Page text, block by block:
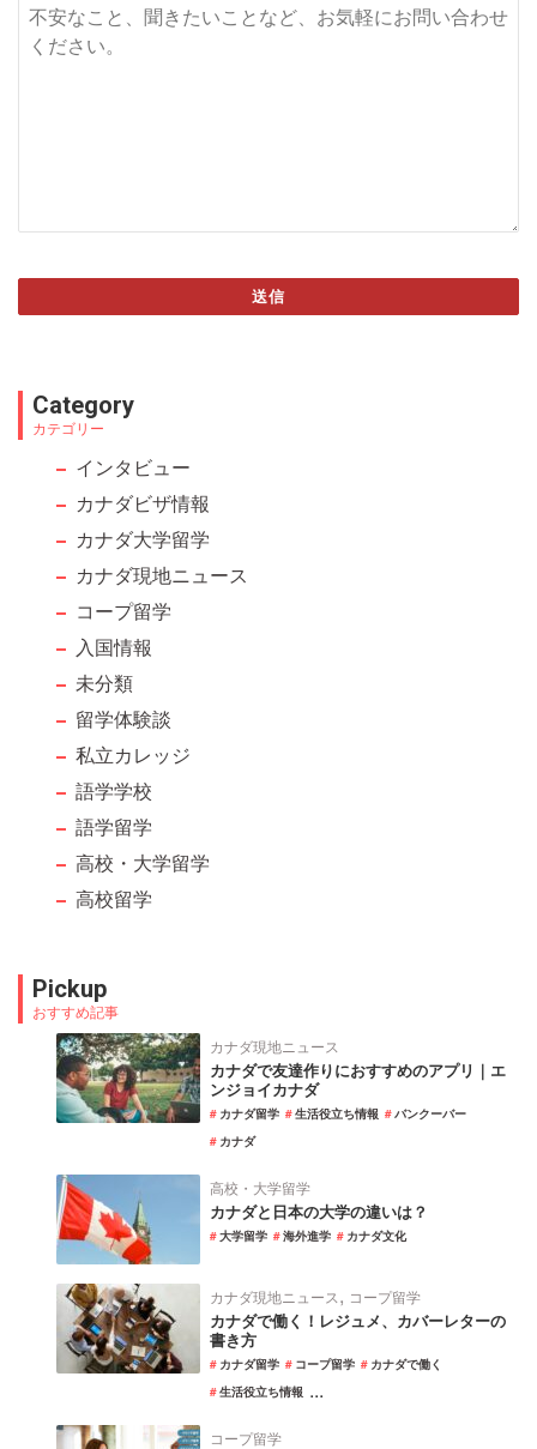
送信
field
should
Category
カテゴリー
インタビュー
カナダビザ情報
カナダ大学留学
カナダ現地ニュース
コープ留学
入国情報
未分類
留学体験談
私立カレッジ
語学学校
語学留学
高校・大学留学
高校留学
Pickup
おすすめ記事
カナダ現地ニュース
カナダで友達作りにおすすめのアプリ｜エ
ンジョイカナダ
カナダ留学 生活役立ち情報
バンクーバー
カナダ
高校・大学留学
カナダと日本の大学の違いは？
大学留学 海外進学 カナダ文化
カナダ現地ニュース, コープ留学
カナダで働く！レジュメ、カバーレターの
書き方
カナダ留学 コープ留学
カナダで働く
生活役立ち情報 ...
コープ留学